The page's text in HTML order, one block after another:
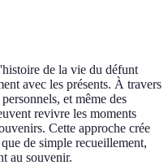
de la vie du défunt
avec les présents. À travers
et même des
revivre les moments
Cette approche crée
de simple recueillement,
au souvenir.